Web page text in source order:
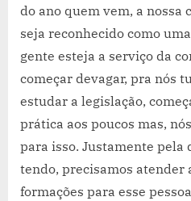
do ano quem vem, a nossa
seja reconhecido como
gente esteja a serviço da
começar devagar, pra nós
estudar a legislação,
prática aos poucos mas,
para isso. Justamente pela
tendo, precisamos atender
formações para esse